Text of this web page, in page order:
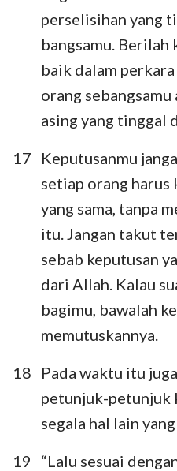
perselisihan yang
bangsamu. Berilah
baik dalam
orang
asing yang tinggal
17
Keputusanmu
setiap orang harus
yang sama, tanpa
itu. Jangan takut
sebab keputusan
dari Allah. Kalau
bagimu, bawalah
memutuskannya.
18
Pada waktu itu
petunjuk-petunjuk
segala hal lain
19
“Lalu sesuai